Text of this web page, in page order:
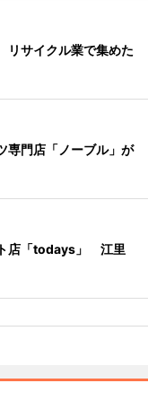
サイクル業で集めた
専門店「ノーブル」が
店「todays」 江里